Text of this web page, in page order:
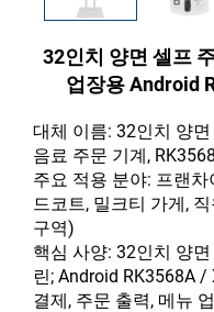
32인치 양면 셀프
업장용 Android
대체 이름: 32인치 양
음료 주문 기계,
주요 적용 분야: 프랜
드코트, 밀크티 가게,
구역)
핵심 사양: 32인치 양
린; Android RK3568A
결제, 주문 출력, 메뉴